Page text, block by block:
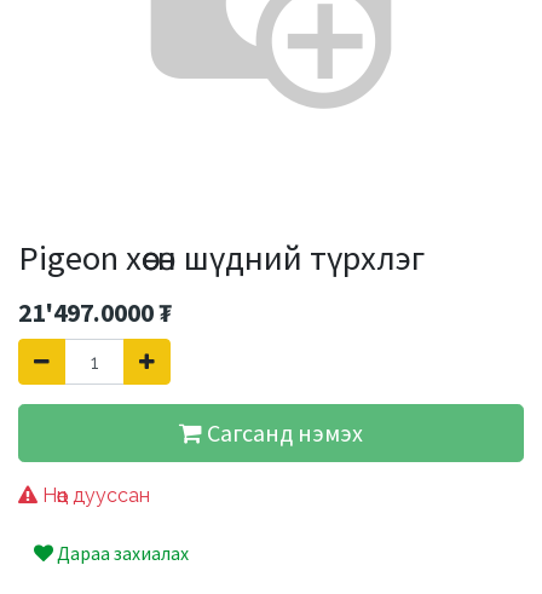
Pigeon хөөсөн шүдний түрхлэг
21'497.0000₮
Сагсанд нэмэх
Нөөц дууссан
Дараа захиалах